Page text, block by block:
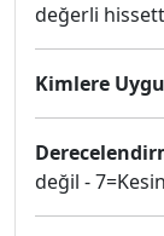
değerli
Kimlere
değil -